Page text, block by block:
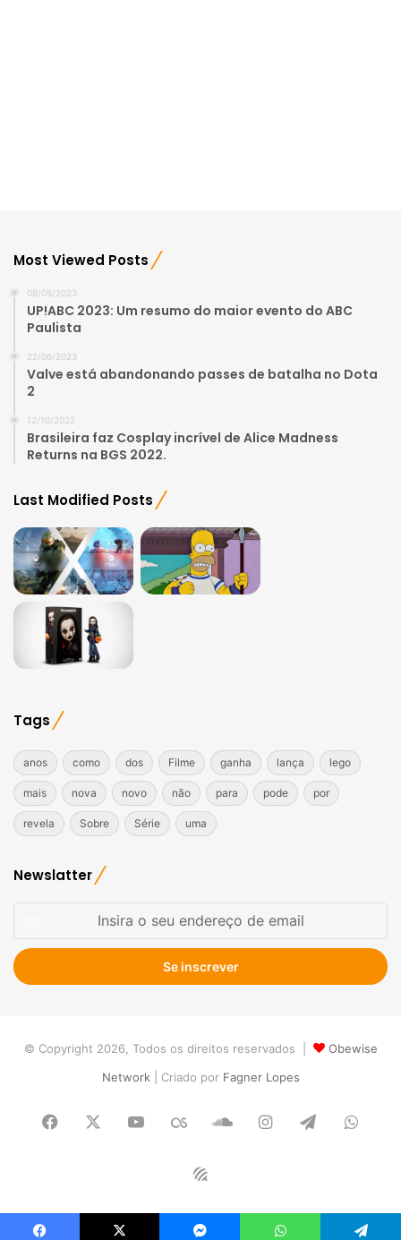
Most Viewed Posts
08/05/2023
UP!ABC 2023: Um resumo do maior evento do ABC
Paulista
22/06/2023
Valve está abandonando passes de batalha no Dota
2
12/10/2022
Brasileira faz Cosplay incrível de Alice Madness
Returns na BGS 2022.
Last Modified Posts
Tags
anos como dos Filme ganha lança lego
mais nova novo não para pode por
revela Sobre Série uma
Newslatter
seu
endereço
de
© Copyright 2026, Todos os direitos reservados |
Obewise
Network| Criado porFagner Lopes
Facebook YouTubeLast.FMSoundCloud
Instagram
Telegram
Obewise
Radio